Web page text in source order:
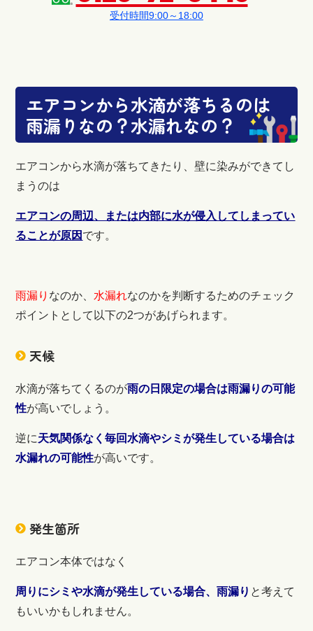
受付時間9:00～18:00
エアコンから水滴が落ちるのは
雨漏りなの？水漏れなの？
エアコンから水滴が落ちてきたり、壁に染みができてし
まうのは
エアコンの周辺、または内部に水が侵入してしまってい
ることが原因 です。
雨漏り なのか、 水漏れなのかを判断するためのチェック
ポイントとして以下の2つがあげられます。
天候
水滴が落ちてくるのが雨の日限定の場合は雨漏りの可能
性が高いでしょう。
逆に天気関係なく毎回水滴やシミが発生している場合は
水漏れの可能性が高いです。
発生箇所
エアコン本体ではなく
周りにシミや水滴が発生している場合、雨漏り と考えて
もいいかもしれません。